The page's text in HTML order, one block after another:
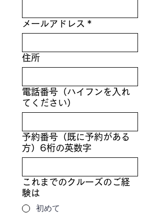
メールアドレス *
住所
電話番号（ハイフンを入れ
てください）
予約番号（既に予約がある
方）6桁の英数字
これまでのクルーズのご経
験は
初めて